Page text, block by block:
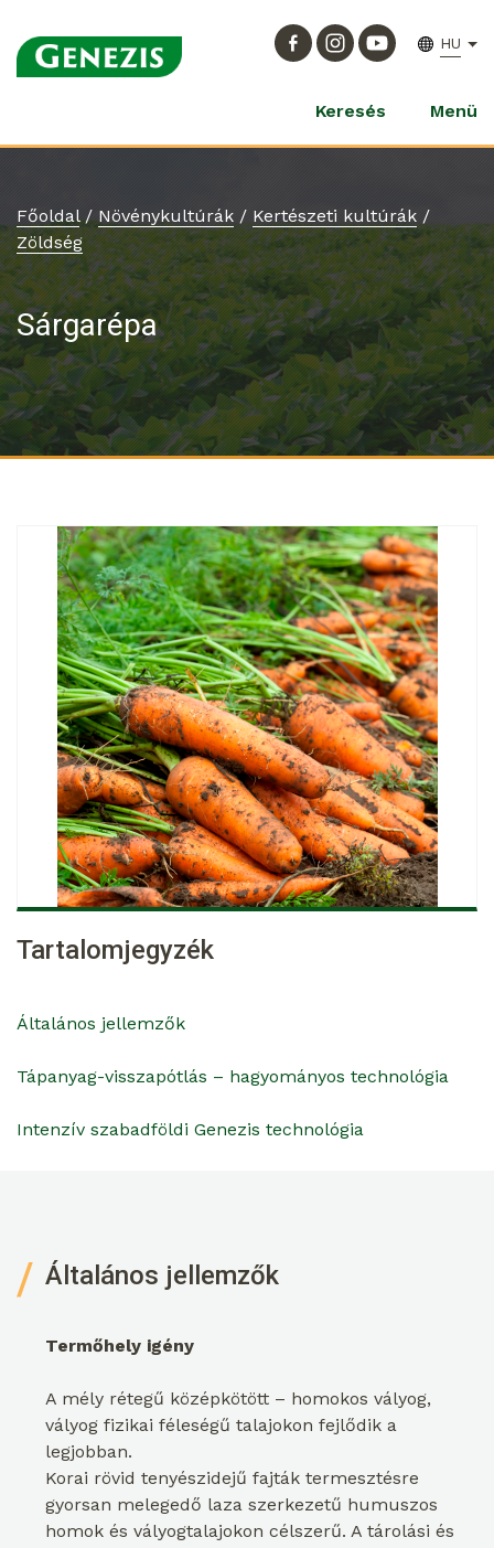
HU
Keresés Menü
Főoldal/ Növénykultúrák / Kertészeti kultúrák /
Zöldség
Sárgarépa
Tartalomjegyzék
Általános jellemzők
Tápanyag-visszapótlás – hagyományos technológia
Intenzív szabadföldi Genezis technológia
Általános jellemzők
Termőhely igény
A mély rétegű középkötött – homokos vályog,
vályog fizikai féleségű talajokon fejlődik a
legjobban.
Korai rövid tenyészidejű fajták termesztésre
gyorsan melegedő laza szerkezetű humuszos
homok és vályogtalajokon célszerű. A tárolási és